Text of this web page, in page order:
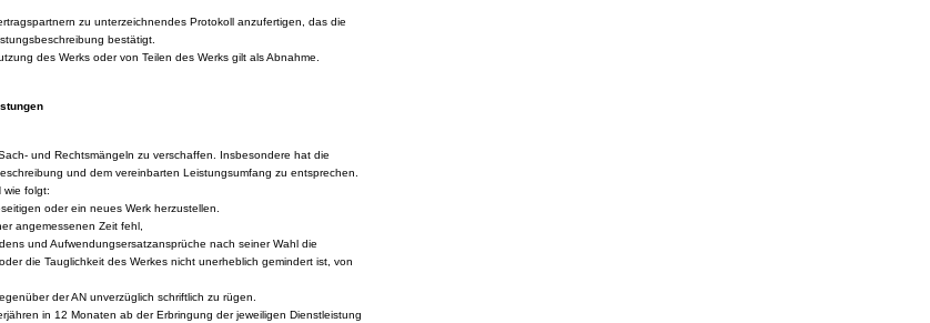
zu unterzeichnendes Protokoll anzufertigen, das die
bestätigt.
des Werks oder von Teilen des Werks gilt als Abnahme.
und Rechtsmängeln zu verschaffen. Insbesondere hat die
und dem vereinbarten Leistungsumfang zu entsprechen.
wie folgt:
oder ein neues Werk herzustellen.
angemessenen Zeit fehl,
und Aufwendungsersatzansprüche nach seiner Wahl die
die Tauglichkeit des Werkes nicht unerheblich gemindert ist, von
der AN unverzüglich schriftlich zu rügen.
in 12 Monaten ab der Erbringung der jeweiligen Dienstleistung